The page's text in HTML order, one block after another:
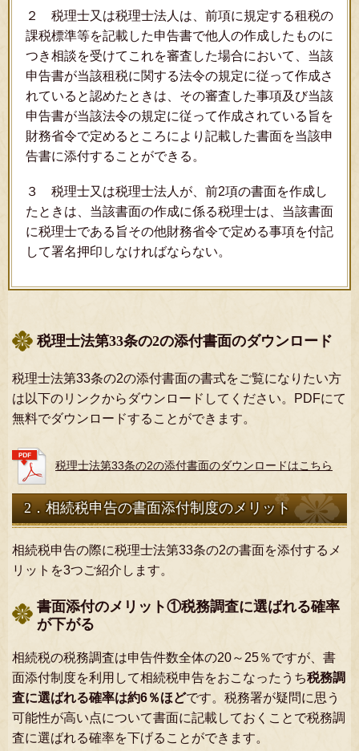
２ 税理士又は税理士法人は、前項に規定する租税の
課税標準等を記載した申告書で他人の作成したものに
つき相談を受けてこれを審査した場合において、当該
申告書が当該租税に関する法令の規定に従って作成さ
れていると認めたときは、その審査した事項及び当該
申告書が当該法令の規定に従って作成されている旨を
財務省令で定めるところにより記載した書面を当該申
告書に添付することができる。
３ 税理士又は税理士法人が、前2項の書面を作成し
たときは、当該書面の作成に係る税理士は、当該書面
に税理士である旨その他財務省令で定める事項を付記
して署名押印しなければならない。
税理士法第33条の2の添付書面のダウンロード
税理士法第33条の2の添付書面の書式をご覧になりたい方
は以下のリンクからダウンロードしてください。PDFにて
無料でダウンロードすることができます。
税理士法第33条の2の添付書面のダウンロードはこちら
2．相続税申告の書面添付制度のメリット
相続税申告の際に税理士法第33条の2の書面を添付するメ
リットを3つご紹介します。
書面添付のメリット①税務調査に選ばれる確率
が下がる
相続税の税務調査は申告件数全体の20～25％ですが、書
面添付制度を利用して相続税申告をおこなったうち税務調
査に選ばれる確率は約6％ほどです。税務署が疑問に思う
可能性が高い点について書面に記載しておくことで税務調
査に選ばれる確率を下げることができます。